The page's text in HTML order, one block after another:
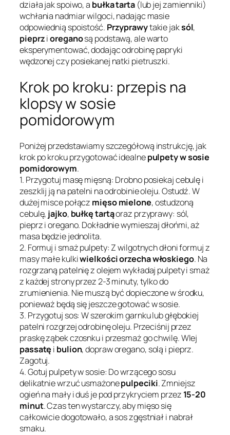
działa jak spoiwo, a bułka tarta(lub jej zamienniki)
wchłania nadmiar wilgoci, nadając masie
odpowiednią spoistość. Przyprawytakie jaksól,
pieprzioreganosą podstawą, ale warto
eksperymentować, dodając odrobinę papryki
wędzonej czy posiekanej natki pietruszki.
Krok po kroku: przepis na
klopsy w sosie
pomidorowym
Poniżej przedstawiamy szczegółową instrukcję, jak
krok po kroku przygotować idealnepulpety w sosie
pomidorowym.
1. Przygotuj masę mięsną: Drobno posiekaj cebulę i
zeszklij ją na patelni na odrobinie oleju. Ostudź. W
dużej misce połącz mięso mielone, ostudzoną
cebulę, jajko, bułkę tartąoraz przyprawy: sól,
pieprz i oregano. Dokładnie wymieszaj dłońmi, aż
masa będzie jednolita.
2. Formuj i smaż pulpety: Z wilgotnych dłoni formuj z
masy małe kulkiwielkości orzecha włoskiego. Na
rozgrzaną patelnię z olejem wykładaj pulpety i smaż
z każdej strony przez 2-3 minuty, tylko do
zrumienienia. Nie muszą być dopieczone w środku,
ponieważ będą się jeszcze gotować w sosie.
3. Przygotuj sos: W szerokim garnku lub głębokiej
patelni rozgrzej odrobinę oleju. Przeciśnij przez
praskę ząbek czosnku i przesmaż go chwilę. Wlej
passatę i bulion, dopraw oregano, solą i pieprz.
Zagotuj.
4. Gotuj pulpety w sosie: Do wrzącego sosu
delikatnie wrzuć usmażonepulpeciki. Zmniejsz
ogień na mały i duś je pod przykryciem przez 15-20
minut. Czas ten wystarczy, aby mięso się
całkowicie dogotowało, a sos zgęstniał i nabrał
smaku.